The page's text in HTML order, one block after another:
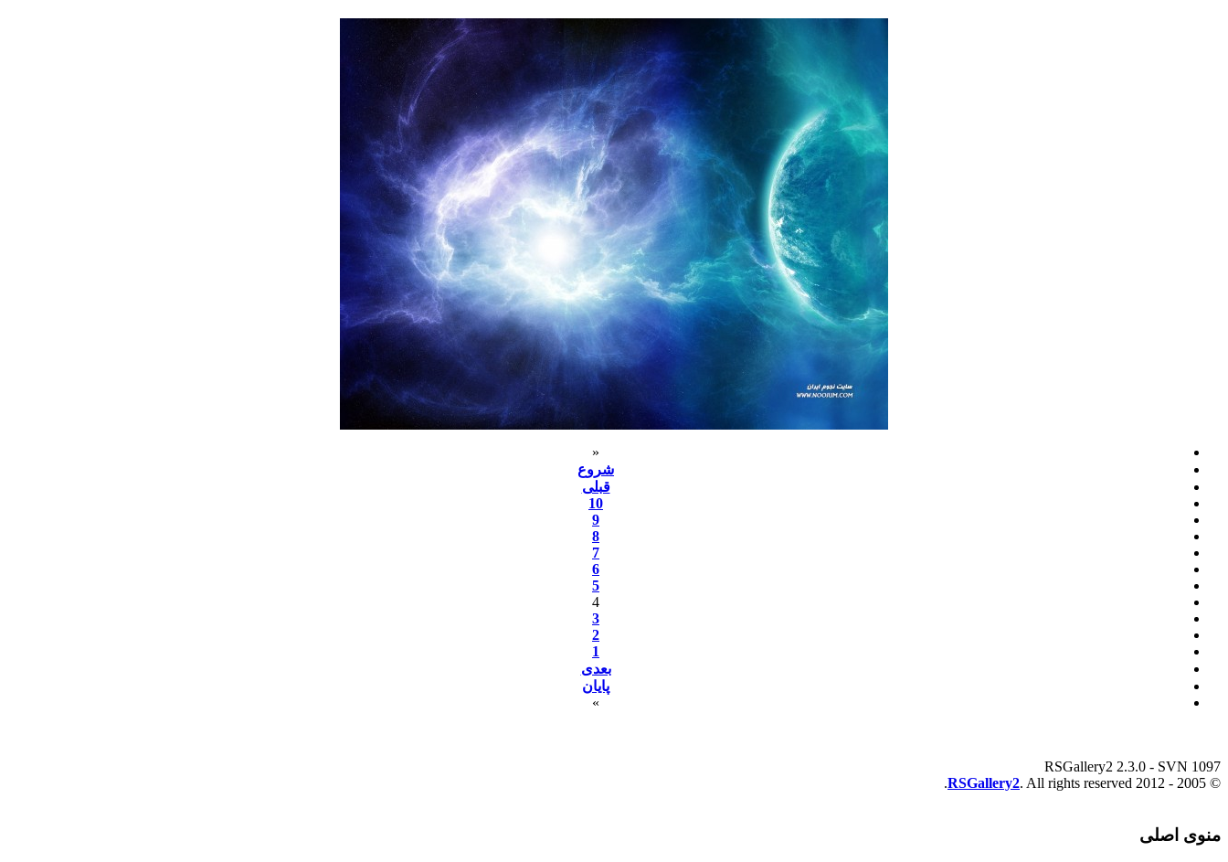
«
شروع
قبلی
10
9
8
7
6
5
4
3
2
1
بعدی
پایان
»
RSGallery2 2.3.0 - SVN 1097
© 2005 - 2012
RSGallery2. All rights reserved.
منوی اصلی